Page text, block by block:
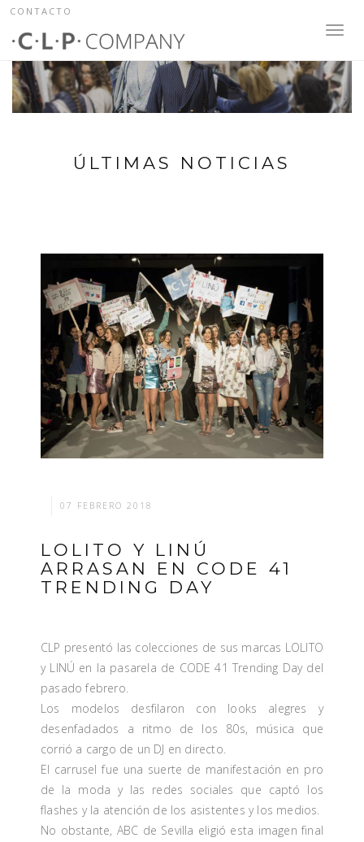
CONTACTO
ÚLTIMAS NOTICIAS
07 FEBRERO 2018
LOLITO Y LINÚ
ARRASAN EN CODE 41
TRENDING DAY
CLP presentó las colecciones de sus marcas LOLITO
y LINÚ en la pasarela de CODE 41 Trending Day del
pasado febrero.
Los modelos desfilaron con looks alegres y
desenfadados a ritmo de los 80s, música que
corrió a cargo de un DJ en directo.
El carrusel fue una suerte de manifestación en pro
de la moda y las redes sociales que captó los
flashes y la atención de los asistentes y los medios.
No obstante, ABC de Sevilla eligió esta imagen final